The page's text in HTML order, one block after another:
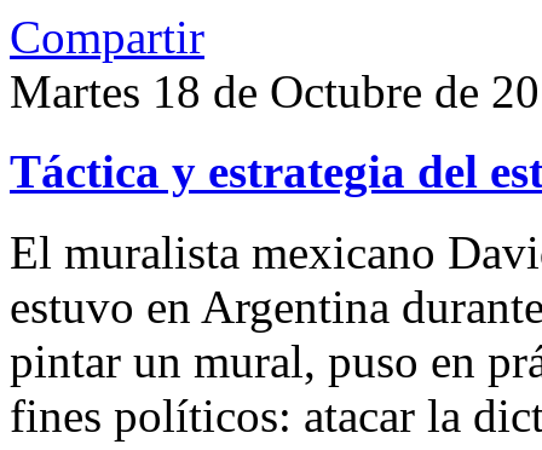
Compartir
Martes 18 de Octubre de
Táctica y estrategia del
El muralista mexicano
estuvo en Argentina
pintar un mural, puso en
fines políticos: atacar la